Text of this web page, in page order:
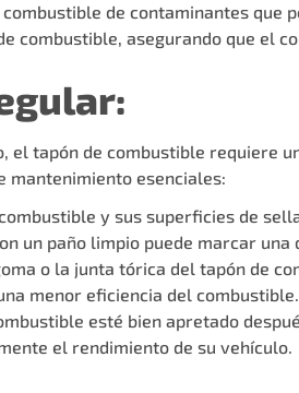
de contaminantes que
combustible, asegurando que el
el tapón de combustible
mantenimiento esenciales:
y sus superficies de
un paño limpio puede marcar
o la junta tórica del tapón de
menor eficiencia del combustible.
esté bien apretado
el rendimiento de su vehículo.